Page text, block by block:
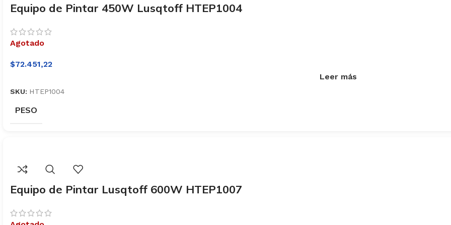
Equipo de Pintar 450W Lusqtoff HTEP1004
Agotado
$72.451,22
Leer más
SKU: HTEP1004
PESO
Equipo de Pintar Lusqtoff 600W HTEP1007